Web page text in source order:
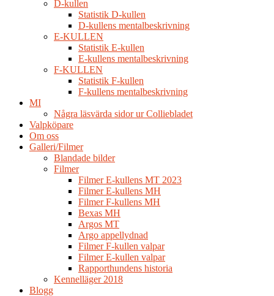
D-kullen
Statistik D-kullen
D-kullens mentalbeskrivning
E-KULLEN
Statistik E-kullen
E-kullens mentalbeskrivning
F-KULLEN
Statistik F-kullen
F-kullens mentalbeskrivning
MI
Några läsvärda sidor ur Colliebladet
Valpköpare
Om oss
Galleri/Filmer
Blandade bilder
Filmer
Filmer E-kullens MT 2023
Filmer E-kullens MH
Filmer F-kullens MH
Bexas MH
Argos MT
Argo appellydnad
Filmer F-kullen valpar
Filmer E-kullen valpar
Rapporthundens historia
Kennelläger 2018
Blogg